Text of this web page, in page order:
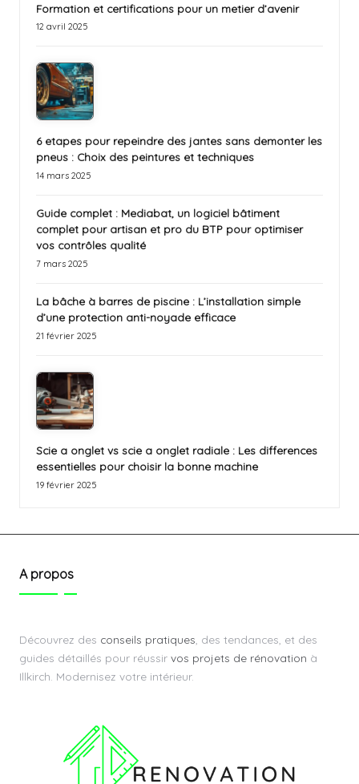
Formation et certifications pour un metier d’avenir
12 avril 2025
6 etapes pour repeindre des jantes sans demonter les
pneus : Choix des peintures et techniques
14 mars 2025
Guide complet : Mediabat, un logiciel bâtiment
complet pour artisan et pro du BTP pour optimiser
vos contrôles qualité
7 mars 2025
La bâche à barres de piscine : L’installation simple
d’une protection anti-noyade efficace
21 février 2025
Scie a onglet vs scie a onglet radiale : Les differences
essentielles pour choisir la bonne machine
19 février 2025
A propos
Découvrez des conseils pratiques, des tendances, et des
guides détaillés pour réussir vos projets de rénovation à
Illkirch. Modernisez votre intérieur.